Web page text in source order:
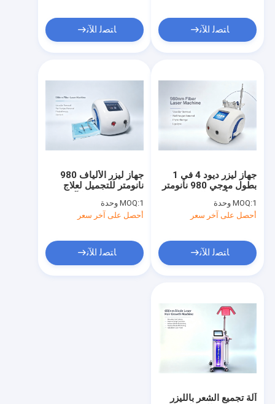
حول بنا
جولة في المعمل
اتصل بنا
طلب اقتباس
آلة إزالة الشعر
ماكينة العناية بالبشرة
آلة RF
ﺎﺘﺼﻟ ﺍﻶﻧ ﺎﺘﺼﻟ ﺍﻶﻧ
جهاز ليزر الألياف 980
نانومتر للتجميل لعلاج
الوعائية وفطريات الأظافر
وتخفيف الألم والعلاج
MOQ:1 وحدة
أحصل على آخر سعر
ﺎﺘﺼﻟ ﺍﻶﻧ
جهاز ليزر ديود 4 في 1
بطول موجي 980 نانومتر
وعلاج فطريات الأظافر
والعلاج الطبيعي وتحلل
MOQ:1 وحدة
أحصل على آخر سعر
ﺎﺘﺼﻟ ﺍﻶﻧ
آلة تجميع الشعر بالليزر